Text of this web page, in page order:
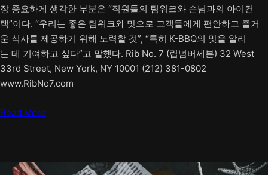
장 중요하게 생각한 부분은 “직원들의 팀워크와 손님과의 아이컨
택”이다. “우리는 좋은 팀워크와 맛으로 고객들에게 편안하고 즐거
운 식사를 제공하기 위해 노력할 것”, “특히 K-BBQ의 맛을 알리
는 데 기여하고 싶다”고 말했다. Rib No. 7 (립넘버세븐) 32 West
33rd Street, New York, NY 10001 (212) 381-0802
www.RibNo7.com
Read More